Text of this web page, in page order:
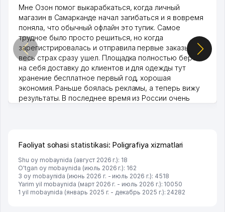
Мне Озон помог выкарабкаться, когда личный
магазин в Самарканде начал загибаться и я вовремя
поняла, что обычный офлайн это тупик. Самое
трудное было просто решиться, но когда
зарегистрировалась и отправила первые заказы,
весь страх сразу ушел. Площадка полностью берет
на себя доставку до клиентов и для одежды тут
хранение бесплатное первый год, хорошая
экономия. Раньше боялась рекламы, а теперь вижу
результаты. В последнее время из России очень
Faoliyat sohasi statistikasi: Poligrafiya xizmatlari
Shu oy mobaynida (август 2026 г.): 18
O'tgan oy mobaynida (июль 2026 г.): 162
3 oy mobaynida (июнь 2026 г. - июль 2026 г.): 4518
Yarim yil mobaynida (март 2026 г. - июль 2026 г.): 10050
1 yil mobaynida (январь 2025 г. - декабрь 2025 г.): 24282